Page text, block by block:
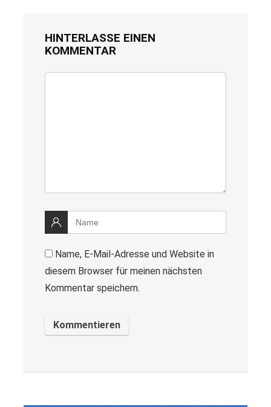
HINTERLASSE EINEN
KOMMENTAR
Name, E-Mail-Adresse und Website in
diesem Browser für meinen nächsten
Kommentar speichern.